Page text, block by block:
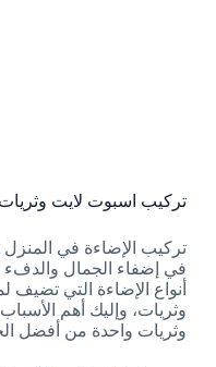
تركيب اسبوت لايت وثريات
تركيب الإضاءة في المنزل
في إضفاء الجمال والدفء
أنواع الإضاءة التي
وثريات، وإليك أهم
وثريات واحدة من أفضل